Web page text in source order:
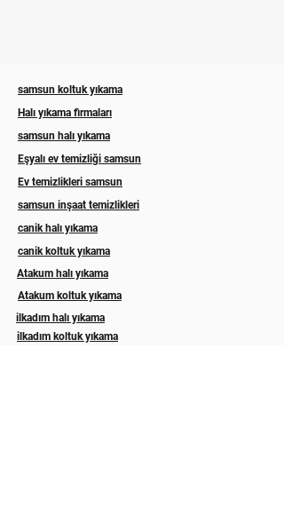
samsun koltuk yıkama
Halı yıkama firmaları
samsun halı yıkama
Eşyalı ev temizliği samsun
Ev temizlikleri samsun
samsun inşaat temizlikleri
canik halı yıkama
canik koltuk yıkama
Atakum halı yıkama
Atakum koltuk yıkama
ilkadım halı yıkama
ilkadım koltuk yıkama